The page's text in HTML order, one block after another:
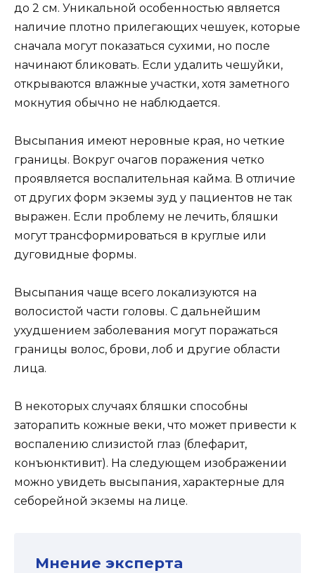
до 2 см. Уникальной особенностью является
наличие плотно прилегающих чешуек, которые
сначала могут показаться сухими, но после
начинают бликовать. Если удалить чешуйки,
открываются влажные участки, хотя заметного
мокнутия обычно не наблюдается.
Высыпания имеют неровные края, но четкие
границы. Вокруг очагов поражения четко
проявляется воспалительная кайма. В отличие
от других форм экземы зуд у пациентов не так
выражен. Если проблему не лечить, бляшки
могут трансформироваться в круглые или
дуговидные формы.
Высыпания чаще всего локализуются на
волосистой части головы. С дальнейшим
ухудшением заболевания могут поражаться
границы волос, брови, лоб и другие области
лица.
В некоторых случаях бляшки способны
заторапить кожные веки, что может привести к
воспалению слизистой глаз (блефарит,
конъюнктивит). На следующем изображении
можно увидеть высыпания, характерные для
себорейной экземы на лице.
Мнение эксперта